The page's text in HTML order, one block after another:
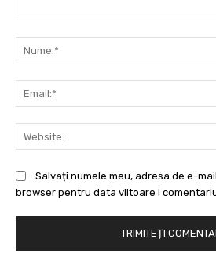
Salvați numele meu, adresa de e-
browser pentru data viitoare i